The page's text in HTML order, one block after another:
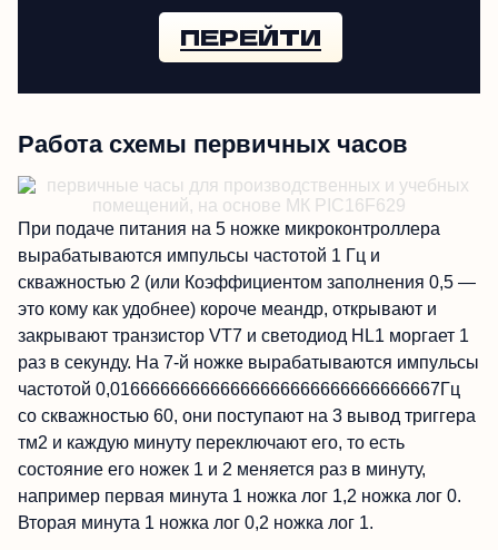
ПЕРЕЙТИ
Работа схемы первичных часов
При подаче питания на 5 ножке микроконтроллера
вырабатываются импульсы частотой 1 Гц и
скважностью 2 (или Коэффициентом заполнения 0,5 —
это кому как удобнее) короче меандр, открывают и
закрывают транзистор VT7 и светодиод HL1 моргает 1
раз в секунду. На 7-й ножке вырабатываются импульсы
частотой 0,016666666666666666666666666666667Гц
со скважностью 60, они поступают на 3 вывод триггера
тм2 и каждую минуту переключают его, то есть
состояние его ножек 1 и 2 меняется раз в минуту,
например первая минута 1 ножка лог 1,2 ножка лог 0.
Вторая минута 1 ножка лог 0,2 ножка лог 1.